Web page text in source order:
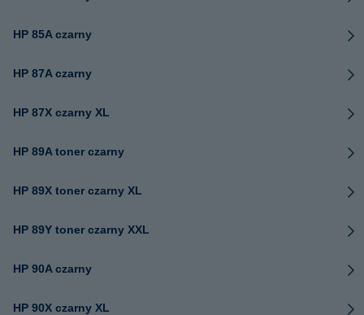
HP 85A czarny
HP 87A czarny
HP 87X czarny XL
HP 89A toner czarny
HP 89X toner czarny XL
HP 89Y toner czarny XXL
HP 90A czarny
HP 90X czarny XL